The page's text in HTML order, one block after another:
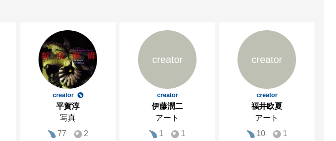
creator
平賀淳
写真
77
2
creator
creator
伊藤潤二
アート
1
1
creator
creator
福井欧夏
アート
10
1